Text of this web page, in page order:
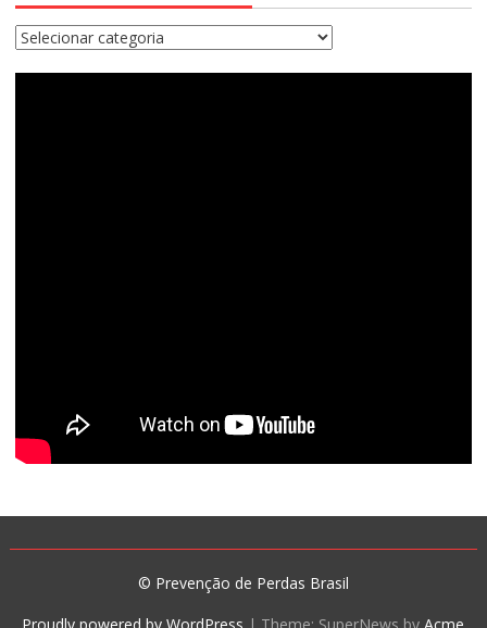
Categorias
© Prevenção de Perdas Brasil
Proudly powered by WordPress | Theme: SuperNews by Acme